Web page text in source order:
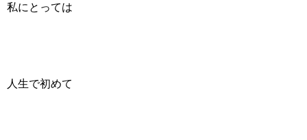
私にとっては
人生で初めて